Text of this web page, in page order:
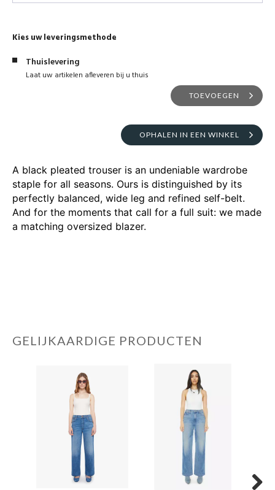
Kies uw leveringsmethode
Thuislevering
Laat uw artikelen afleveren bij u thuis
TOEVOEGEN
OPHALEN IN EEN WINKEL
A black pleated trouser is an undeniable wardrobe
staple for all seasons. Ours is distinguished by its
perfectly balanced, wide leg and refined self-belt.
And for the moments that call for a full suit: we made
a matching oversized blazer.
GELIJKAARDIGE PRODUCTEN